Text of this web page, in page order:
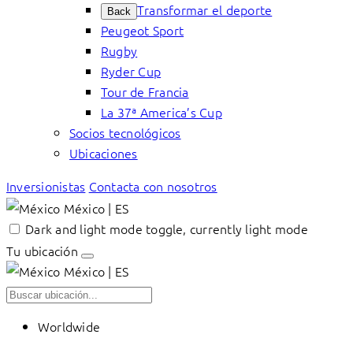
Back Transformar el deporte
Peugeot Sport
Rugby
Ryder Cup
Tour de Francia
La 37ª America’s Cup
Socios tecnológicos
Ubicaciones
Inversionistas Contacta con nosotros
México | ES
Dark and light mode toggle, currently light mode
Tu ubicación
México | ES
Worldwide